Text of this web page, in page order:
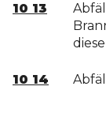
10 13
10 14